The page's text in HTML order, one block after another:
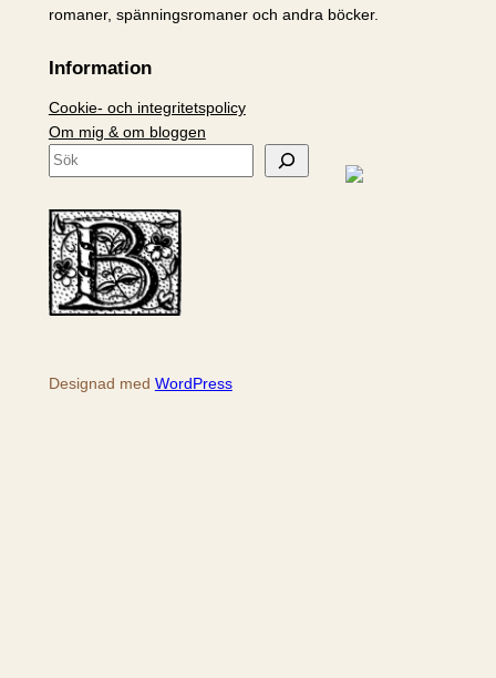
romaner, spänningsromaner och andra böcker.
Information
Cookie- och integritetspolicy
Om mig & om bloggen
S
k
Designad med WordPress